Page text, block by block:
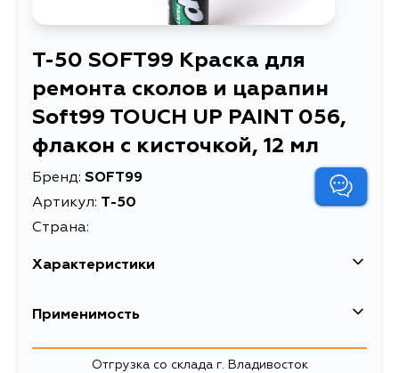
T-50 SOFT99 Краска для
ремонта сколов и царапин
Soft99 TOUCH UP PAINT 056,
флакон с кисточкой, 12 мл
Бренд: SOFT99
Артикул: T-50
Страна:
Характеристики
EAN-13 4975759173502
Описание
царапин Soft99 TOUCH UP PAINT
Применимость
Отгрузка со склада г. Владивосток